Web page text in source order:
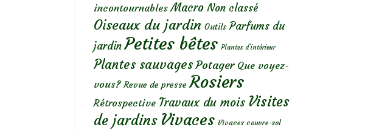
incontournables Macro Non classé
Oiseaux du jardin Outils Parfums du
jardin Petites bêtes Plantes d’intérieur
Plantes sauvages Potager Que voyez-
vous? Revue de presse Rosiers
Rétrospective Travaux du mois Visites
de jardins Vivaces Vivaces couvre-sol